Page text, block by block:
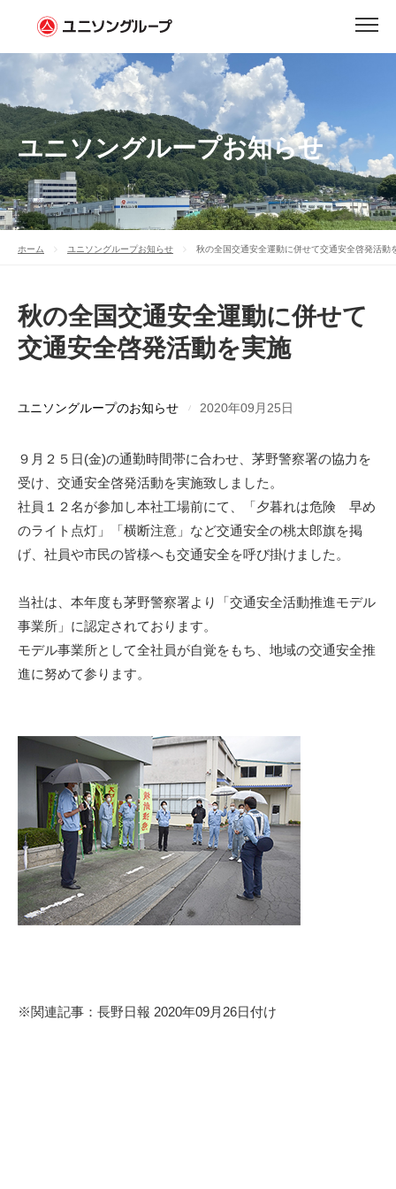
ユニソングループお知らせ
ホーム ユニソングループお知らせ 秋の全国交通安全運動に併せて交通安全啓発活動
秋の全国交通安全運動に併せて
交通安全啓発活動を実施
ユニソングループのお知らせ 2020年09月25日
９月２５日(金)の通勤時間帯に合わせ、茅野警察署の協力を
受け、交通安全啓発活動を実施致しました。
社員１２名が参加し本社工場前にて、「夕暮れは危険 早め
のライト点灯」「横断注意」など交通安全の桃太郎旗を掲
げ、社員や市民の皆様へも交通安全を呼び掛けました。
当社は、本年度も茅野警察署より「交通安全活動推進モデル
事業所」に認定されております。
モデル事業所として全社員が自覚をもち、地域の交通安全推
進に努めて参ります。
※関連記事：長野日報 2020年09月26日付け